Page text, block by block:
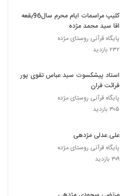
کلیپ مراسمات ایام محرم سال96بقعه
اقا سید محمد مژده
پایگاه قرآنی روستای مژده
۲۳۲ بازدید
استاد پیشکسوت سید عباس تقوی پور
قرائت قران
پایگاه قرآنی روستای مژده
۳۰۵ بازدید
علی.عدلی مژدهی
پایگاه قرآنی روستای مژده
۳۰۹ بازدید